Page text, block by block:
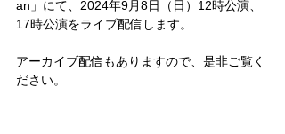
an」にて、2024年9月8日（日）12時公演、
17時公演をライブ配信します。
アーカイブ配信もありますので、是非ご覧く
ださい。